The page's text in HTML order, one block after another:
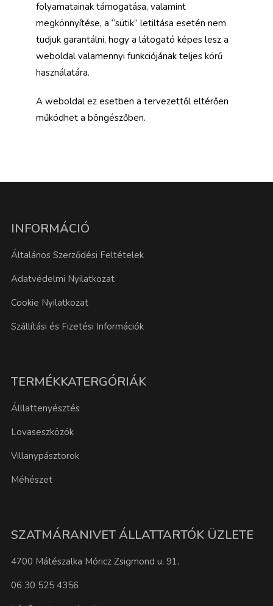
folyamatainak támogatása, valamint
megkönnyítése, a “sütik” letiltása esetén nem
tudjuk garantálni, hogy a látogató képes lesz a
weboldal valamennyi funkciójának teljes körű
használatára.
A weboldal ez esetben a tervezettől eltérően
működhet a böngészőben.
INFORMÁCIÓ
Általános Szerződési Feltételek
Adatvédelmi Nyilatkozat
Cookie Nyilatkozat
Szállítási és Fizetési Információk
TERMÉKKATERGÓRIÁK
Álllattenyésztés
Lovaseszközök
Villanypásztorok
Méhészet
SZATMÁRANIVET ÁLLATTARTÓK ÜZLETE
4700 Mátészalka Móricz Zsigmond u. 91.
06 30 525 4356